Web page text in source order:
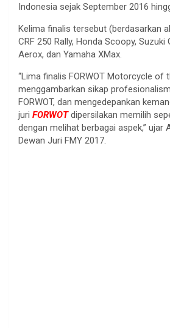
Indonesia sejak September 2016
Kelima finalis tersebut (berdasarkan
CRF 250 Rally, Honda Scoopy, Suzuki
Aerox, dan Yamaha XMax.
“Lima finalis FORWOT Motorcycle of
menggambarkan sikap
FORWOT, dan mengedepankan
juri FORWOT dipersilakan memilih
dengan melihat berbagai aspek,” ujar
Dewan Juri FMY 2017.